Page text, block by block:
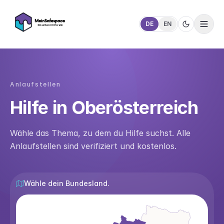
DE EN
Anlaufstellen
Hilfe in Oberösterreich
Wähle das Thema, zu dem du Hilfe suchst. Alle
Anlaufstellen sind verifiziert und kostenlos.
Wähle dein Bundesland.